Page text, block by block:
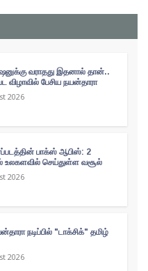
வராதது இதனால் தான்..
விழாவில் பேசிய நயன்தாரா
2026
பாக்ஸ் ஆபிஸ்: 2
உலகளவில் செய்துள்ள வசூல்
2026
நடிப்பில் "டாக்சிக்" தமிழ்
2026